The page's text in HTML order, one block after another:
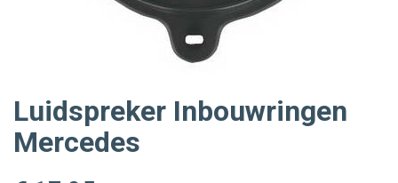
Luidspreker Inbouwringen
Mercedes